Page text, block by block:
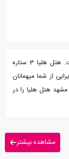
تور مشهد از ایلام هتل هلیا با تضمین بهترین قیمت. هتل هلیا 3 ستاره
از شما میهمانان
هتل هلیا را در
مشاهده بیشتر